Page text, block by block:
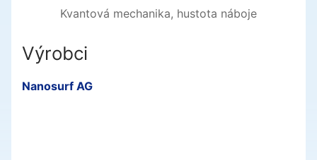
Kvantová mechanika, hustota náboje
Výrobci
Nanosurf AG